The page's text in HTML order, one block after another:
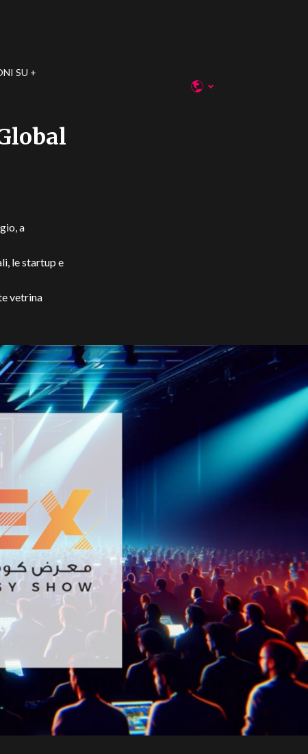
SU
a
le startup e
vetrina